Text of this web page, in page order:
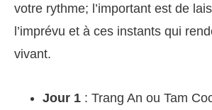
votre rythme; l’important est de
l’imprévu et à ces instants qui
vivant.
Jour 1 : Trang An ou Tam